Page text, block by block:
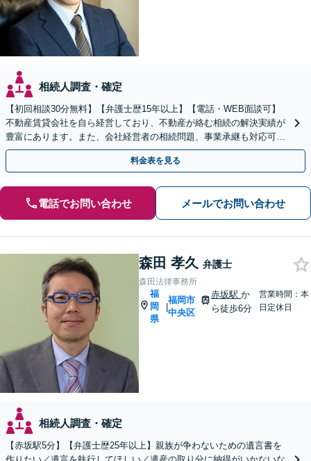
相続人調査・確定
【初回相談30分無料】【弁護士歴15年以上】【電話・WEB面談可】
不動産賃貸会社を自ら経営しており、不動産が絡む相続の解決実績が
豊富にあります。また、会社経営者の相続問題、事業承継も対応可能
です。有利な結果が得られるよう尽力いたします。
料金表を見る
電話でお問い合わせ メールでお問い合わせ
森田 孝久 弁護士
森田法律事務所
福
岡
県
|
福岡市
中央区
赤坂駅 か
ら徒歩6分
営業時間：本
日定休日
相続人調査・確定
【赤坂駅5分】【弁護士歴25年以上】親族が争わないための遺言書を